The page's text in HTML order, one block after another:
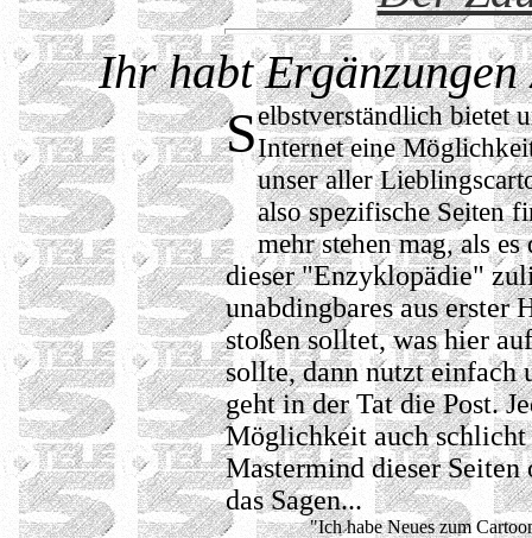
Ihr habt
Selbstverständlich bietet
Internet eine
unser aller
also spezifische Seiten
mehr stehen mag, als es
dieser "Enzyklopädie"
unabdingbares aus erster
stoßen solltet, was hier
sollte, dann nutzt einfach
geht in der Tat die Post.
Möglichkeit auch
Mastermind dieser
das Sagen...
"Ich habe Neues zum